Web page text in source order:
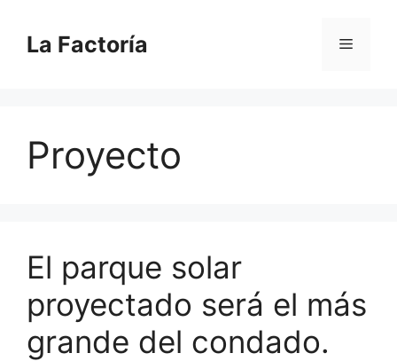
contenido
La Factoría Menú
Proyecto
El parque solar
proyectado será el más
grande del condado.